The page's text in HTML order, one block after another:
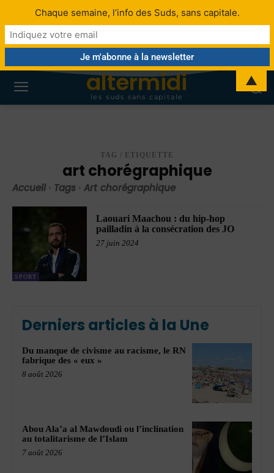
altermidi
les suds sans capitale
TAG / ETIQUETTE
art chorégraphique
Accueil Tags Art chorégraphique
SPORT
Laouari Maachou : du hip-hop
pailladin à la consécration des JO
27 juin 2024
Derniers articles à la Une
Du manque de civisme au racisme, le RN
fabrique des « eux »
8 août 2026
Abou Ala’a al Mawdoudi ou l’inclination
au totalitarisme de l’Islam
7 août 2026
Chaque semaine, l’info des Suds, sans capitale.
▲